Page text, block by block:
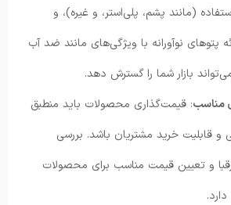
(مانند پشم، پلی‌استر، و غیره)، و
پتوهای نوآورانه با ویژگی‌های مانند ضد آب
بازار شما را گسترش دهد.
مناسب: قیمت‌گذاری محصولات باید منطبق
و قابلیت خرید مشتریان باشد. بررسی
و تعیین قیمت مناسب برای محصولات